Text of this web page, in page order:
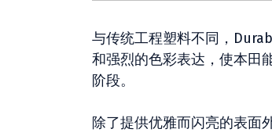
与传统工程塑料不同，
和强烈的色彩表达，使本田
阶段。
除了提供优雅而闪亮的表面